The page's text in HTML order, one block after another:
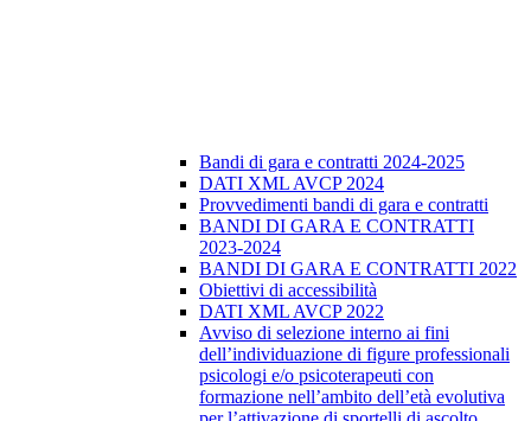
Bandi di gara e contratti 2024-2025
DATI XML AVCP 2024
Provvedimenti bandi di gara e contratti
BANDI DI GARA E CONTRATTI
2023-2024
BANDI DI GARA E CONTRATTI 2022
Obiettivi di accessibilità
DATI XML AVCP 2022
Avviso di selezione interno ai fini
dell’individuazione di figure professionali
psicologi e/o psicoterapeuti con
formazione nell’ambito dell’età evolutiva